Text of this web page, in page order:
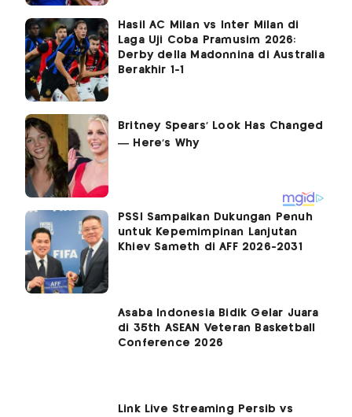
Hasil AC Milan vs Inter Milan di
Laga Uji Coba Pramusim 2026:
Derby della Madonnina di Australia
Berakhir 1-1
PSSI Sampaikan Dukungan Penuh
untuk Kepemimpinan Lanjutan
Khiev Sameth di AFF 2026-2031
Asaba Indonesia Bidik Gelar Juara
di 35th ASEAN Veteran Basketball
Conference 2026
Link Live Streaming Persib vs